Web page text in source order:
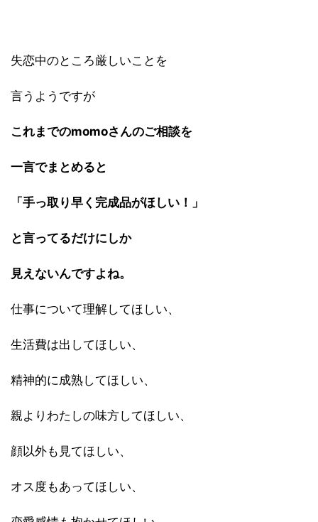
失恋中のところ厳しいことを
言うようですが
これまでのmomoさんのご相談を
一言でまとめると
「手っ取り早く完成品がほしい！」
と言ってるだけにしか
見えないんですよね。
仕事について理解してほしい、
生活費は出してほしい、
精神的に成熟してほしい、
親よりわたしの味方してほしい、
顔以外も見てほしい、
オス度もあってほしい、